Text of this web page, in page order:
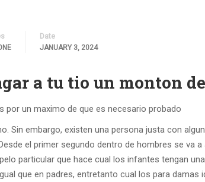
Date
JANUARY 3, 2024
a tu tio un monton
por un maximo de que es necesario probado
Sin embargo, existen una persona justa con
el primer segundo dentro de hombres se va
particular que hace cual los infantes tengan
que en padres, entretanto cual los para